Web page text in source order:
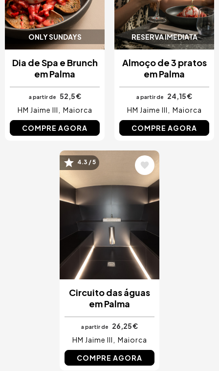
ONLY SUNDAYS
Dia de Spa e Brunch
em Palma
a partir de
52,5 €
HM Jaime III
Maiorca
COMPRE AGORA
RESERVA IMEDIATA
Almoço de 3 pratos
em Palma
a partir de
24,15 €
HM Jaime III
Maiorca
COMPRE AGORA
Imagem
4.3 / 5
Circuito das águas
em Palma
a partir de
26,25 €
HM Jaime III
Maiorca
COMPRE AGORA